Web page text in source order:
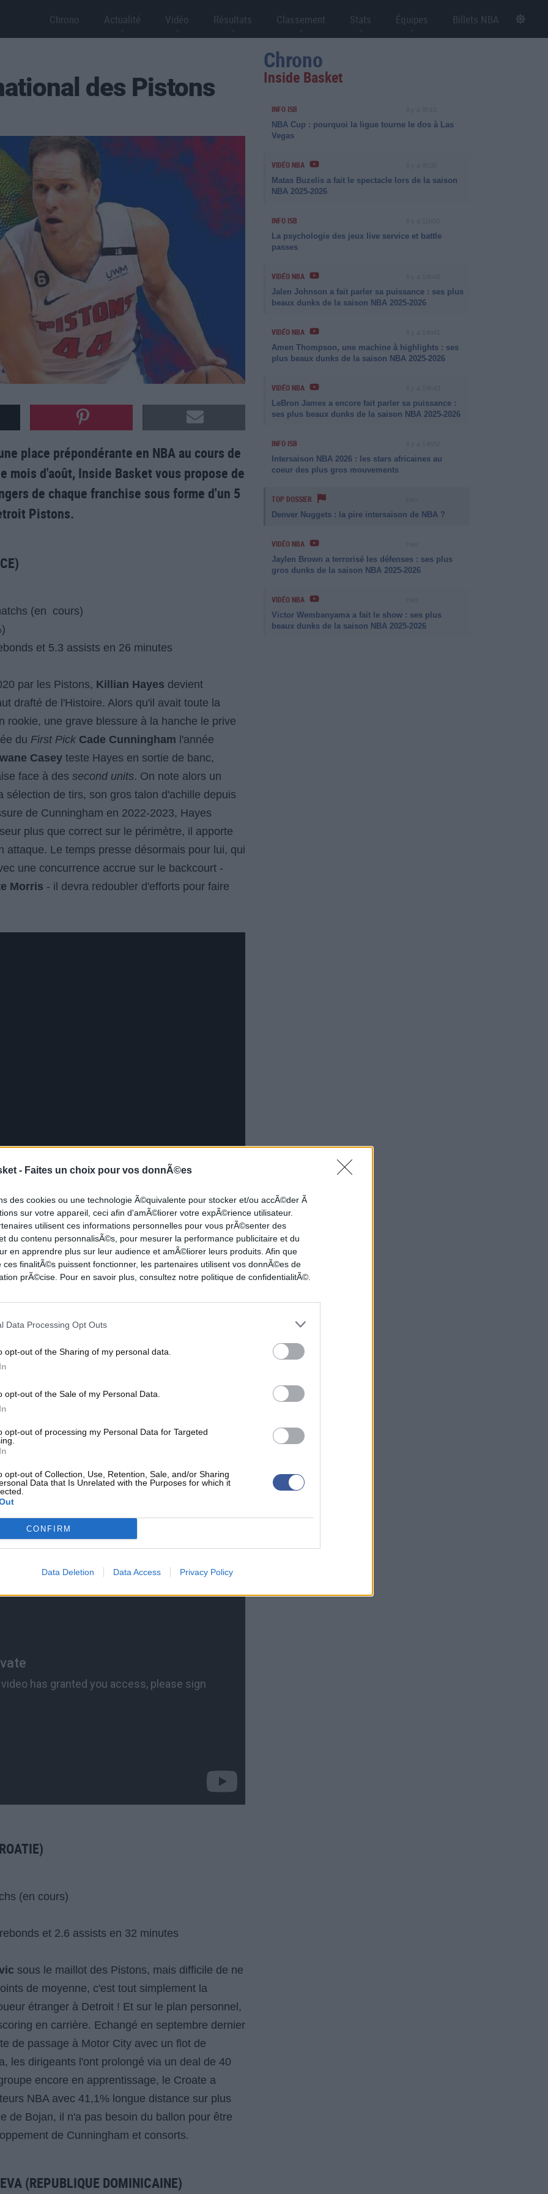
- Faites un choix pour vos donnÃ©es
des cookies ou une technologie Ã©quivalente pour stocker et/ou accÃ©der Ã
sur votre appareil, ceci afin d'amÃ©liorer votre expÃ©rience utilisateur.
utilisent ces informations personnelles pour vous prÃ©senter des
du contenu personnalisÃ©s, pour mesurer la performance publicitaire et du
en apprendre plus sur leur audience et amÃ©liorer leurs produits. Afin que
ces finalitÃ©s puissent fonctionner, les partenaires utilisent vos donnÃ©es de
prÃ©cise. Pour en savoir plus, consultez notre politique de confidentialitÃ©.
Data Processing Opt Outs
opt-out of the Sharing of my personal data.
opt-out of the Sale of my Personal Data.
opt-out of processing my Personal Data for Targeted
opt-out of Collection, Use, Retention, Sale, and/or Sharing
Data that Is Unrelated with the Purposes for which it
CONFIRM
Data Deletion Data Access Privacy Policy
Chrono Actualité Vidéo Résultats Classement Stats Équipes Billets NBA
des Pistons
place prépondérante en NBA au cours de
mois d'août, Inside Basket vous propose de
de chaque franchise sous forme d'un 5
Pistons.
(en cours)
et 5.3 assists en 26 minutes
par les Pistons, Killian Hayes devient
drafté de l'Histoire. Alors qu'il avait toute la
rookie, une grave blessure à la hanche le prive
du First Pick Cade Cunningham l'année
Casey teste Hayes en sortie de banc,
face à des second units. On note alors un
sélection de tirs, son gros talon d'achille depuis
de Cunningham en 2022-2023, Hayes
plus que correct sur le périmètre, il apporte
attaque. Le temps presse désormais pour lui, qui
une concurrence accrue sur le backcourt -
Morris - il devra redoubler d'efforts pour faire
BRETAGNE)
et 2.4 assists en 27 minutes
les Bulls, Ben Gordon
débarque à Detroit en
5 ans. Si le Britannique est en plein prime à
titrés en 2004, qui entament une longue
à Motor City, Gordon ne dépasse jamais la
fait tout de même parler de lui à plusieurs
les Sixers, le 10.000.000ème point de l'Histoire
en tapant le record de tirs à 3 points sans
envoie exactement 9 banderilles derrière l'arc
plus haut total pour un joueur international à
pas le
Charlotte contre
(en cours)
et 2.6 assists en 32 minutes
sous le maillot des Pistons, mais difficile de ne
de moyenne, c'est tout simplement la
étranger à Detroit ! Et sur le plan personnel,
en carrière. Echangé en septembre dernier
de passage à Motor City avec un flot de
les dirigeants l'ont prolongé via un deal de 40
encore en apprentissage, le Croate a
NBA avec 41,1% longue distance sur plus
de Bojan, il n'a pas besoin du ballon pour être
de Cunningham et consorts.
(REPUBLIQUE DOMINICAINE)
Chrono
Inside Basket
INFO ISB
NBA Cup : pourquoi la ligue tourne le dos à Las
Vegas
VIDÉO NBA
Matas Buzelis a fait le spectacle lors de la saison
NBA 2025-2026
INFO ISB
La psychologie des jeux live service et battle
passes
VIDÉO NBA
Jalen Johnson a fait parler sa puissance : ses plus
beaux dunks de la saison NBA 2025-2026
VIDÉO NBA
Amen Thompson, une machine à highlights : ses
plus beaux dunks de la saison NBA 2025-2026
VIDÉO NBA
LeBron James a encore fait parler sa puissance :
ses plus beaux dunks de la saison NBA 2025-2026
INFO ISB
Intersaison NBA 2026 : les stars africaines au
coeur des plus gros mouvements
TOP DOSSIER
Denver Nuggets : la pire intersaison de NBA ?
VIDÉO NBA
Jaylen Brown a terrorisé les défenses : ses plus
gros dunks de la saison NBA 2025-2026
VIDÉO NBA
Victor Wembanyama a fait le show : ses plus
beaux dunks de la saison NBA 2025-2026